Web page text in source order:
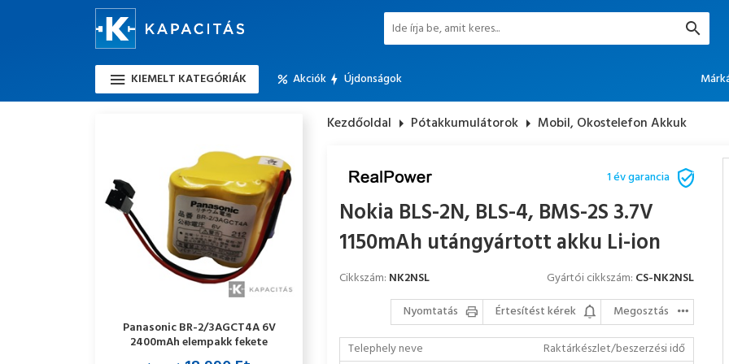
KIEMELT KATEGÓRIÁK Akciók Újdonságok
Panasonic BR-2/3AGCT4A 6V
2400mAh elempakk fekete
csatlakozós
Kezdőoldal arrow_right Pótakkumulátorok arrow_right Mobil, Okostelefon Akkuk
1 év garancia
Nokia BLS-2N, BLS-4, BMS-2S 3.7V
1150mAh utángyártott akku Li-ion
Cikkszám: NK2NSL Gyártói cikkszám: CS-NK2NSL
Nyomtatás
Értesítést kérek
Megosztás
Telephely neve
Raktárkészlet/beszerzési idő